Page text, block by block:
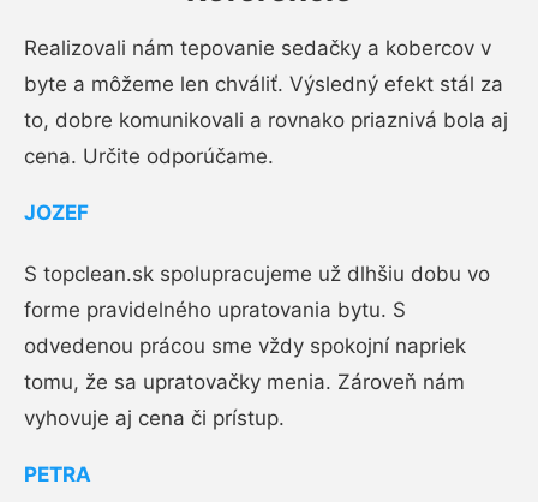
Realizovali nám tepovanie sedačky a kobercov v
byte a môžeme len chváliť. Výsledný efekt stál za
to, dobre komunikovali a rovnako priaznivá bola aj
cena. Určite odporúčame.
JOZEF
S topclean.sk spolupracujeme už dlhšiu dobu vo
forme pravidelného upratovania bytu. S
odvedenou prácou sme vždy spokojní napriek
tomu, že sa upratovačky menia. Zároveň nám
vyhovuje aj cena či prístup.
PETRA